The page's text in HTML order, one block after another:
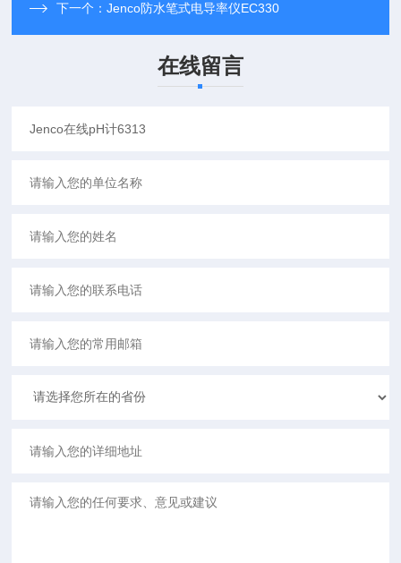
下一个：Jenco防水笔式电导率仪EC330
在线留言